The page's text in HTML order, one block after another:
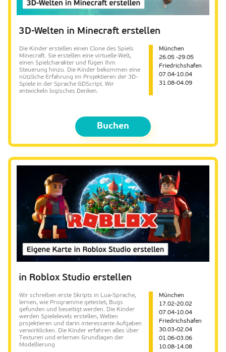
3D-Welten in Minecraft erstellen
Die Kinder erstellen einen Clone des Spiels
Minecraft. Sie erstellen eine virtuelle Welt,
einen Spielcharakter und fügen ihm
Steuerung hinzu. Die Kinder bekommen eine
nützliche Erfahrung im Projektieren der 3D-
Spiele in der Sprache GDScript. Wir
entwickeln logisches Denken.
München
26.05 -29.05
Friedrichshafen
07.04-10.04
31.08-04.09
Buchen
in Roblox Studio erstellen
Wir schreiben erste Skripts in Lua-Sprache,
lernen, wie Programme getestet, Bugs
gefunden und beseitigt werden. Die Kinder
werden Spielelevels erstellen, Welten
projektieren und darin interessante Aufgaben
verwirklicken. Die Kinder erfahren alles über
Texturen und erlernen Grundlagen der
Modellierung
München
17.02-20.02
07.04-10.04
Friedrichshafen
30.03-02.04
01.06-03.06
10.08-14.08